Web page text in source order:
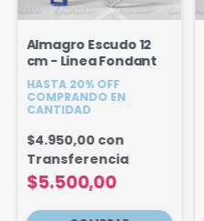
Almagro Escudo 12
cm - Linea Fondant
HASTA 20% OFF
COMPRANDO EN
CANTIDAD
$5.500,00
$4.950,00 con
Transferencia